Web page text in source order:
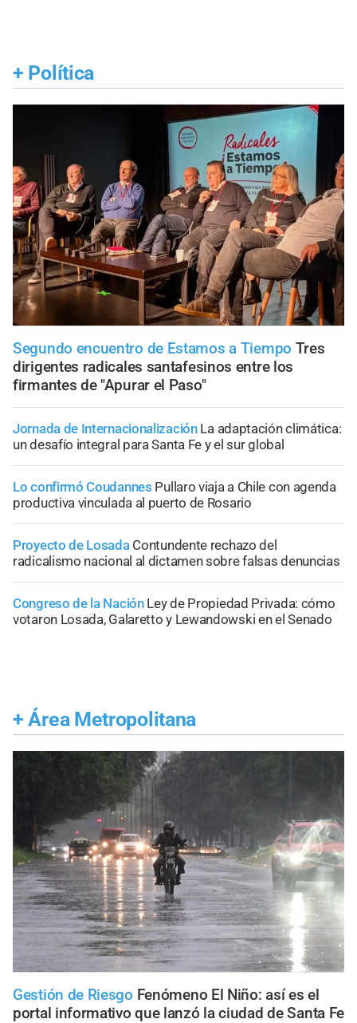
+ Política
Segundo encuentro de Estamos a Tiempo Tres
dirigentes radicales santafesinos entre los
firmantes de "Apurar el Paso"
Jornada de Internacionalización La adaptación climática:
un desafío integral para Santa Fe y el sur global
Lo confirmó Coudannes Pullaro viaja a Chile con agenda
productiva vinculada al puerto de Rosario
Proyecto de Losada Contundente rechazo del
radicalismo nacional al dictamen sobre falsas denuncias
Congreso de la Nación Ley de Propiedad Privada: cómo
votaron Losada, Galaretto y Lewandowski en el Senado
+ Área Metropolitana
Gestión de Riesgo Fenómeno El Niño: así es el
portal informativo que lanzó la ciudad de Santa Fe